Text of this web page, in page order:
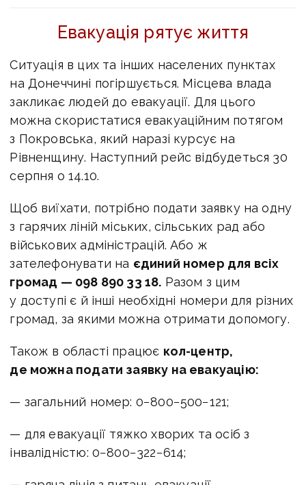
Евакуація рятує життя
Ситуація в цих та інших населених пунктах
на Донеччині погіршується. Місцева влада
закликає людей до евакуації. Для цього
можна скористатися евакуаційним потягом
з Покровська, який наразі курсує на
Рівненщину. Наступний рейс відбудеться 30
серпня о 14.10.
Щоб виїхати, потрібно подати заявку на одну
з гарячих ліній міських, сільських рад або
військових адміністрацій. Або ж
зателефонувати на єдиний номер для всіх
громад — 098 890 33 18. Разом з цим
у доступі є й інші необхідні номери для різних
громад, за якими можна отримати допомогу.
Також в області працює кол-центр,
де можна подати заявку на евакуацію:
— загальний номер: 0−800−500−121;
— для евакуації тяжко хворих та осіб з
інвалідністю: 0−800−322−614;